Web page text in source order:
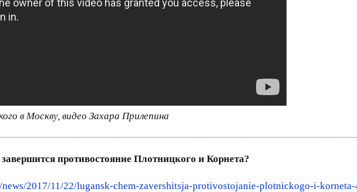
в Москву, видео Захара Прилепина
противостояние Плотницкого и Корнета?
2017/11/22/lugansk-chem-zavershitsja-protivostojanie-plotnickogo-i-korneta-